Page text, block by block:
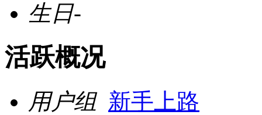
生日-
活跃概况
用户组 新手上路